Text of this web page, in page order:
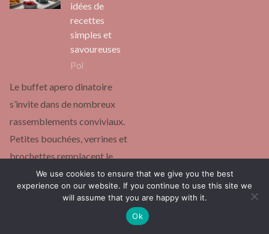
idées de
recettes
simples et
savoureuses
Pol
Le buffet apero dinatoire
s’invite dans de nombreux
rassemblements conviviaux.
Petites bouchées, verrines et
brochettes remplacent le
repas traditionnel. Chacun…
continuer la lecture
We use cookies to ensure that we give you the best
experience on our website. If you continue to use this site we
will assume that you are happy with it.
Ok